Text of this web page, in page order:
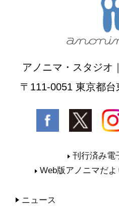
アノニマ・スタジオ
〒111-0051 東京都
刊行済み電
Web版アノニマだ
ニュース